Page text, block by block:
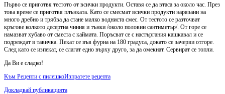
Първо се приготвя тестото от всички продукти. Оставя се да втаса за около час. През
това време се приготвя плънката. Като се смесмат всички продукти нарязани на
много дребно и трябва да стане малко водниста смес. От тестото се разточват
кръгове колкото десертна чиния и тънки /около половин сантиметър/. От горе се
намазват хубаво от сместа с каймата. Поръсват се с настъргания кашкавал и се
подреждат в тавичка. Пекат се във фурна на 180 градуса, докато се зачерви отгоре.
След като се изпекат, се слагат едно върху друго, за да омекнат. Сервират се топли.
Да Ви е сладко!
Kъм Рецепти с пилешкоИзпратете рецепта
Докладвай публикацията